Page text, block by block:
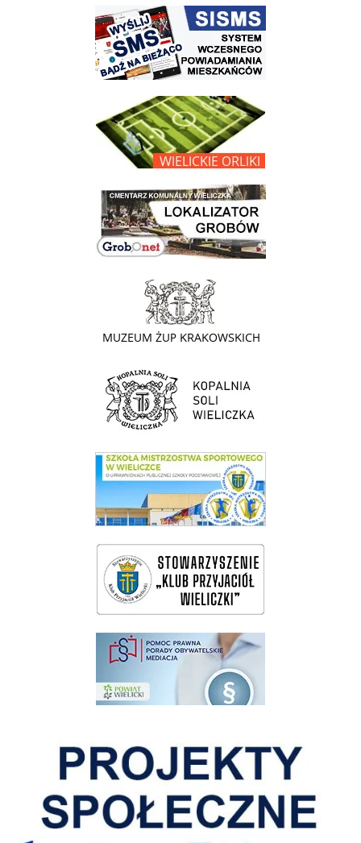
link do strony systemu wczesnego ostrzegania mieszkańców SISMS
link do opisu projektu Wielickie Orliki
link do lokalizatora grobów na wielickim cmentarzu - grobnet
link do strony - Muzeum Żup Krakowskich Wieliczka
link do strony Kopalni Soli Wieliczka
link do SMS Wieliczka
wieliczka-wieliczanie na bis
pomoc prawna wieliczka